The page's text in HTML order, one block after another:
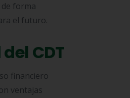
forma
el futuro.
CDT
financiero
ventajas